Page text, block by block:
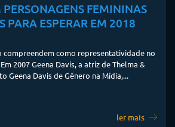
FEMININAS
PARA ESPERAR EM 2018
compreendem como representatividade no
2007 Geena Davis, a atriz de Thelma &
Geena Davis de Gênero na Mídia,...
ler mais